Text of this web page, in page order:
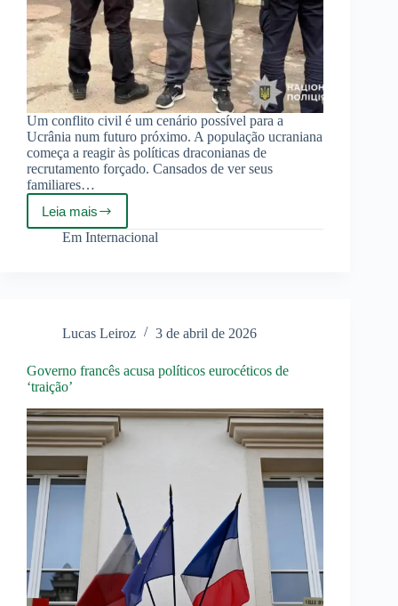
Um conflito civil é um cenário possível para a
Ucrânia num futuro próximo. A população ucraniana
começa a reagir às políticas draconianas de
recrutamento forçado. Cansados ​​de ver seus
familiares…
Leia maisCidadãos
ucranianos
Em Internacional
Lucas Leiroz 3 de abril de 2026
Governo francês acusa políticos eurocéticos de
‘traição’